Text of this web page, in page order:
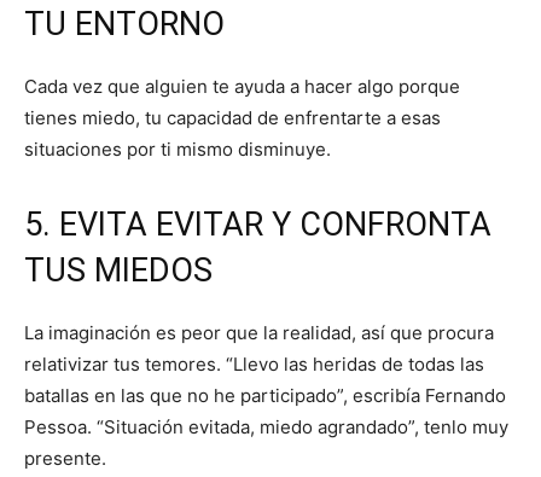
TU ENTORNO
Cada vez que alguien te ayuda a hacer algo porque
tienes miedo, tu capacidad de enfrentarte a esas
situaciones por ti mismo disminuye.
5. EVITA EVITAR Y CONFRONTA
TUS MIEDOS
La imaginación es peor que la realidad, así que procura
relativizar tus temores. “Llevo las heridas de todas las
batallas en las que no he participado”, escribía Fernando
Pessoa. “Situación evitada, miedo agrandado”, tenlo muy
presente.